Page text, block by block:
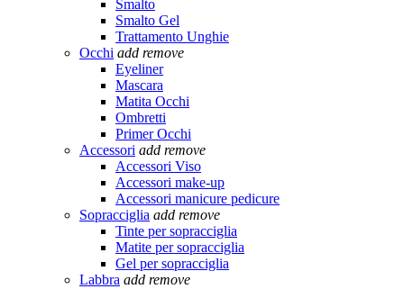
Smalto
Smalto Gel
Trattamento Unghie
Occhi add remove
Eyeliner
Mascara
Matita Occhi
Ombretti
Primer Occhi
Accessori add remove
Accessori Viso
Accessori make-up
Accessori manicure pedicure
Sopracciglia add remove
Tinte per sopracciglia
Matite per sopracciglia
Gel per sopracciglia
Labbra add remove